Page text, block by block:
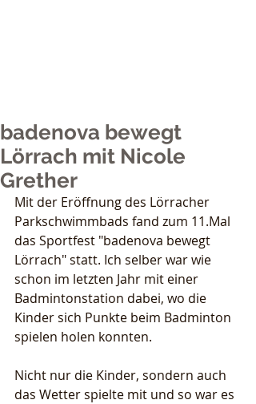
badenova bewegt
Lörrach mit Nicole
Grether
Mit der Eröffnung des Lörracher
Parkschwimmbads fand zum 11.Mal
das Sportfest "badenova bewegt
Lörrach" statt. Ich selber war wie
schon im letzten Jahr mit einer
Badmintonstation dabei, wo die
Kinder sich Punkte beim Badminton
spielen holen konnten.
Nicht nur die Kinder, sondern auch
das Wetter spielte mit und so war es